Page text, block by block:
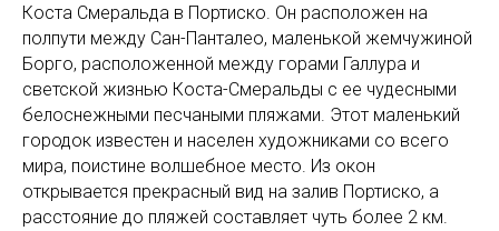
Коста Смеральда в Портиско. Он расположен на
полпути между Сан-Панталео, маленькой жемчужиной
Борго, расположенной между горами Галлура и
светской жизнью Коста-Смеральды с ее чудесными
белоснежными песчаными пляжами. Этот маленький
городок известен и населен художниками со всего
мира, поистине волшебное место. Из окон
открывается прекрасный вид на залив Портиско, а
расстояние до пляжей составляет чуть более 2 км.